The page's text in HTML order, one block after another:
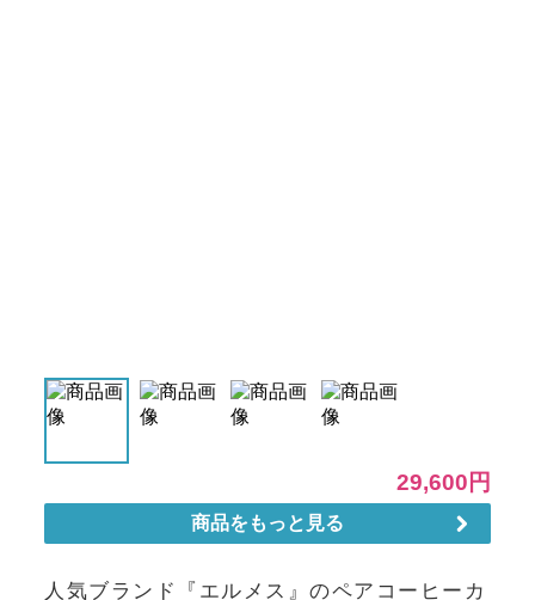
人気ブランド『エルメス』のペアコーヒーカ